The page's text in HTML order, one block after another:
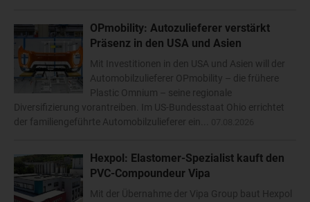
OPmobility: Autozulieferer verstärkt
Präsenz in den USA und Asien
Mit Investitionen in den USA und Asien will der
Automobilzulieferer OPmobility – die frühere
Plastic Omnium – seine regionale
Diversifizierung vorantreiben. Im US-Bundesstaat Ohio errichtet
der familiengeführte Automobilzulieferer ein...
Hexpol: Elastomer-Spezialist kauft den
PVC-Compoundeur Vipa
Mit der Übernahme der Vipa Group baut Hexpol